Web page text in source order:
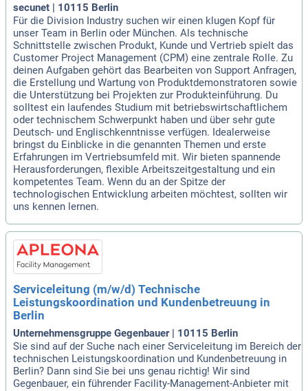
secunet | 10115 Berlin
Für die Division Industry suchen wir einen klugen Kopf für
unser Team in Berlin oder München. Als technische
Schnittstelle zwischen Produkt, Kunde und Vertrieb spielt das
Customer Project Management (CPM) eine zentrale Rolle. Zu
deinen Aufgaben gehört das Bearbeiten von Support Anfragen,
die Erstellung und Wartung von Produktdemonstratoren sowie
die Unterstützung bei Projekten zur Produkteinführung. Du
solltest ein laufendes Studium mit betriebswirtschaftlichem
oder technischem Schwerpunkt haben und über sehr gute
Deutsch- und Englischkenntnisse verfügen. Idealerweise
bringst du Einblicke in die genannten Themen und erste
Erfahrungen im Vertriebsumfeld mit. Wir bieten spannende
Herausforderungen, flexible Arbeitszeitgestaltung und ein
kompetentes Team. Wenn du an der Spitze der
technologischen Entwicklung arbeiten möchtest, sollten wir
uns kennen lernen.
Serviceleitung (m/w/d) Technische
Leistungskoordination und Kundenbetreuung in
Berlin
Unternehmensgruppe Gegenbauer | 10115 Berlin
Sie sind auf der Suche nach einer Serviceleitung im Bereich der
technischen Leistungskoordination und Kundenbetreuung in
Berlin? Dann sind Sie bei uns genau richtig! Wir sind
Gegenbauer, ein führender Facility-Management-Anbieter mit